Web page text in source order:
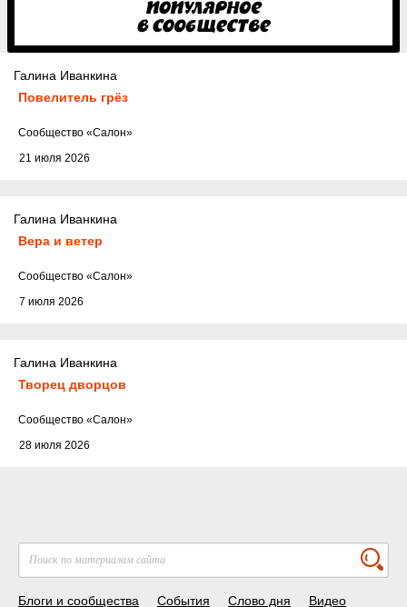
Галина Иванкина
Повелитель грёз
21 июля 2026
Cообщество «Салон»
Галина Иванкина
Вера и ветер
7 июля 2026
Cообщество «Салон»
Галина Иванкина
Творец дворцов
28 июля 2026
Cообщество «Салон»
Блоги и сообщества События Слово дня Видео